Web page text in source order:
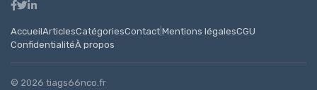
AccueilArticlesCatégoriesContact Mentions légalesCGU
ConfidentialitéÀ propos
© 2026 tiags66nco.fr